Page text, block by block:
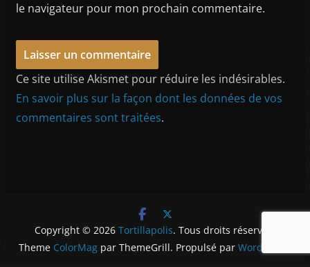
le navigateur pour mon prochain commentaire.
Ce site utilise Akismet pour réduire les indésirables.
En savoir plus sur la façon dont les données de vos
commentaires sont traitées.
Copyright © 2026 Tortillapolis. Tous droits réservés.
Theme ColorMag par ThemeGrill. Propulsé parWordPress